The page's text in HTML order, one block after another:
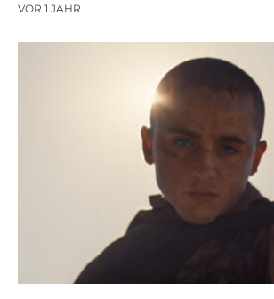
VOR 1 JAHR